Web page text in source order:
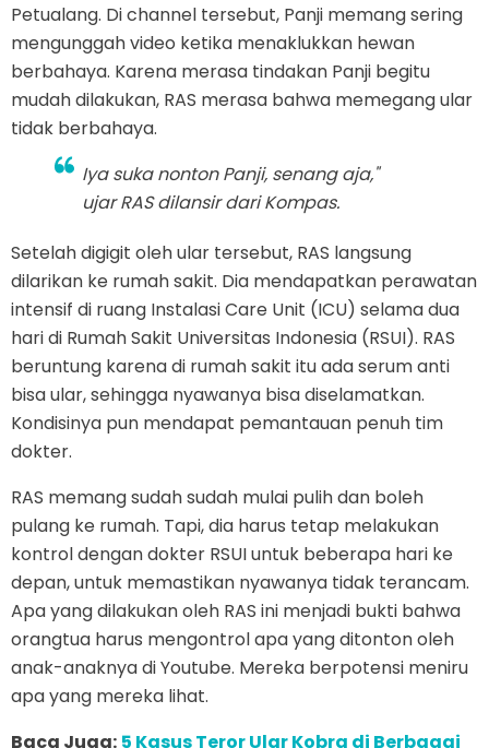
Petualang. Di channel tersebut, Panji memang sering
mengunggah video ketika menaklukkan hewan
berbahaya. Karena merasa tindakan Panji begitu
mudah dilakukan, RAS merasa bahwa memegang ular
tidak berbahaya.
Iya suka nonton Panji, senang aja,"
ujar RAS dilansir dari Kompas.
Setelah digigit oleh ular tersebut, RAS langsung
dilarikan ke rumah sakit. Dia mendapatkan perawatan
intensif di ruang Instalasi Care Unit (ICU) selama dua
hari di Rumah Sakit Universitas Indonesia (RSUI). RAS
beruntung karena di rumah sakit itu ada serum anti
bisa ular, sehingga nyawanya bisa diselamatkan.
Kondisinya pun mendapat pemantauan penuh tim
dokter.
RAS memang sudah sudah mulai pulih dan boleh
pulang ke rumah. Tapi, dia harus tetap melakukan
kontrol dengan dokter RSUI untuk beberapa hari ke
depan, untuk memastikan nyawanya tidak terancam.
Apa yang dilakukan oleh RAS ini menjadi bukti bahwa
orangtua harus mengontrol apa yang ditonton oleh
anak-anaknya di Youtube. Mereka berpotensi meniru
apa yang mereka lihat.
Baca Juga: 5 Kasus Teror Ular Kobra di Berbagai